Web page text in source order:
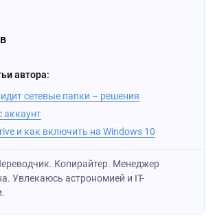
автора:
сетевые папки – решения
аккаунт
и как включить на Windows 10
Копирайтер. Менеджер
Увлекаюсь астрономией и IT-